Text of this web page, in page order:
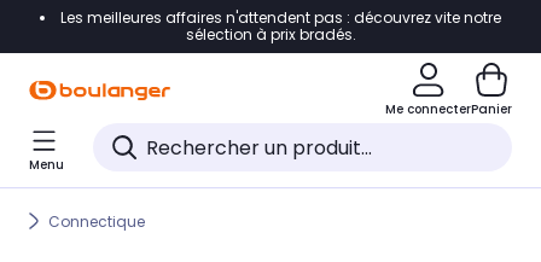
Accéder directement à la navigation
Accéder directement au pied de page
Accéder directement au chatbot
Les meilleures affaires n'attendent pas : découvrez vite notre
sélection à prix bradés.
Me connecterPanier
Menu
Connectique